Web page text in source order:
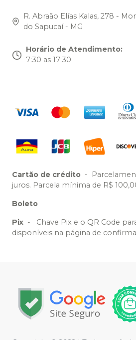
R. Abraão Elías Kalas, 278 -
do Sapucaí - MG
Horário de Atendimento:
7:30 as 17:30
Cartão de crédito -
juros. Parcela mínima de R$
Boleto
Pix -
Chave Pix e o QR Code
disponíveis na página de